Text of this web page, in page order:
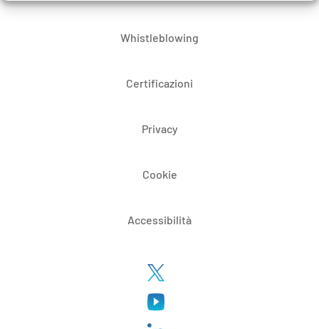
Whistleblowing
Certificazioni
Privacy
Cookie
Accessibilità